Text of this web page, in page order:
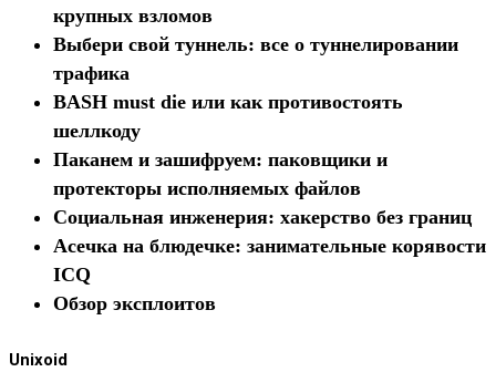
крупных взломов
Выбери свой туннель: все о туннелировании
трафика
BASH must die или как противостоять
шеллкоду
Паканем и зашифруем: паковщики и
протекторы исполняемых файлов
Социальная инженерия: хакерство без границ
Асечка на блюдечке: занимательные корявости
ICQ
Обзор эксплоитов
Unixoid